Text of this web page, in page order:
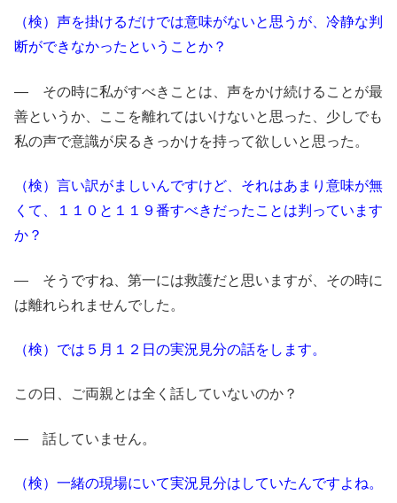
（検）声を掛けるだけでは意味がないと思うが、冷静な判
断ができなかったということか？
― その時に私がすべきことは、声をかけ続けることが最
善というか、ここを離れてはいけないと思った、少しでも
私の声で意識が戻るきっかけを持って欲しいと思った。
（検）言い訳がましいんですけど、それはあまり意味が無
くて、１１０と１１９番すべきだったことは判っています
か？
― そうですね、第一には救護だと思いますが、その時に
は離れられませんでした。
（検）では５月１２日の実況見分の話をします。
この日、ご両親とは全く話していないのか？
― 話していません。
（検）一緒の現場にいて実況見分はしていたんですよね。